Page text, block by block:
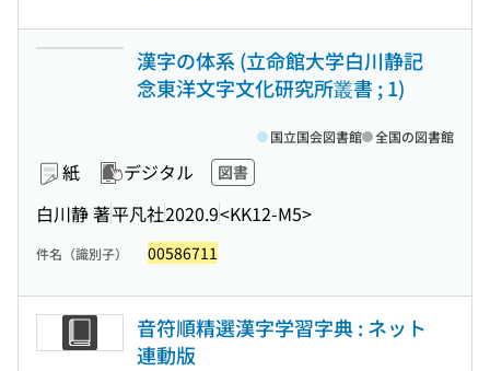
漢字の体系 (立命館大学白川静記
念東洋文字文化研究所叢書 ; 1)
紙 デジタル 図書
白川静 著平凡社2020.9<KK12-M5>
国立国会図書館 全国の図書館
件名（識別子） 00586711
音符順精選漢字学習字典 : ネット
連動版